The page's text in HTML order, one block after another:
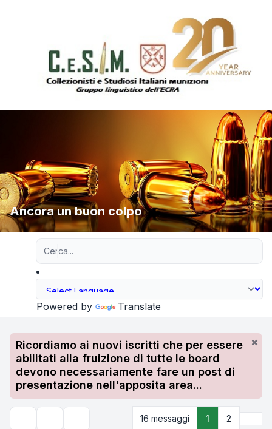
Ancora un buon colpo
Powered by Translate
Ricordiamo ai nuovi iscritti che per essere
abilitati alla fruizione di tutte le board
devono necessariamente fare un post di
presentazione nell'apposita area...
16 messaggi 1 2